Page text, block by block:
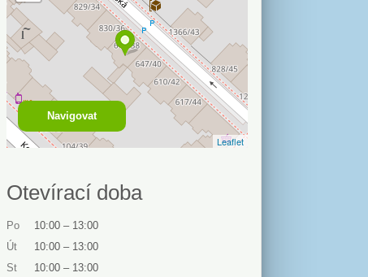
Leaflet
Navigovat
Otevírací doba
Po 10:00 – 13:00
Út
10:00 – 13:00
St
10:00 – 13:00